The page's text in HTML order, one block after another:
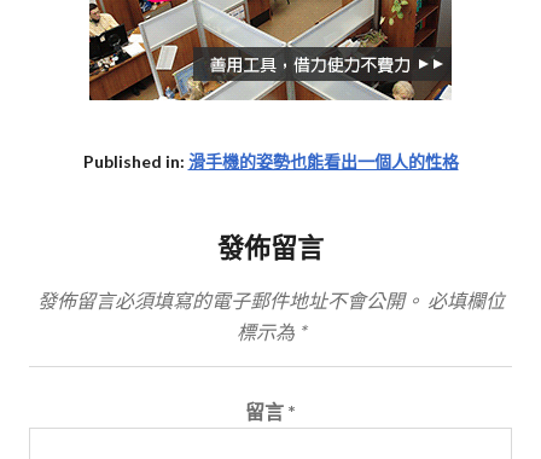
Published in: 滑手機的姿勢也能看出一個人的性格
發佈留言
發佈留言必須填寫的電子郵件地址不會公開。 必填欄位
標示為 *
留言 *